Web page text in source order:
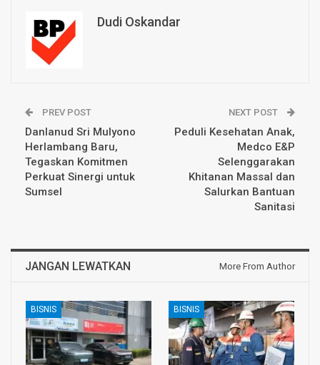
Dudi Oskandar
PREV POST
Danlanud Sri Mulyono
Herlambang Baru,
Tegaskan Komitmen
Perkuat Sinergi untuk
Sumsel
NEXT POST
Peduli Kesehatan Anak,
Medco E&P
Selenggarakan
Khitanan Massal dan
Salurkan Bantuan
Sanitasi
JANGAN LEWATKAN More From Author
BISNIS BISNIS